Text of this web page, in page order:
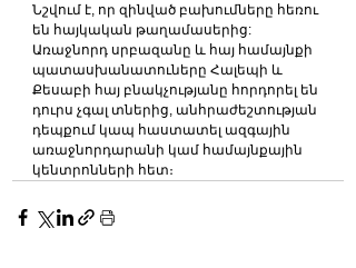
Նշվում է, որ զինված բախումները հեռու
են հայկական թաղամասերից:
Առաջնորդ սրբազանը և հայ համայնքի
պատասխանատուները Հալեպի և
Քեսաբի հայ բնակչությանը հորդորել են
դուրս չգալ տներից, անհրաժեշտության
դեպքում կապ հաստատել ազգային
առաջնորդարանի կամ համայնքային
կենտրոնների հետ։